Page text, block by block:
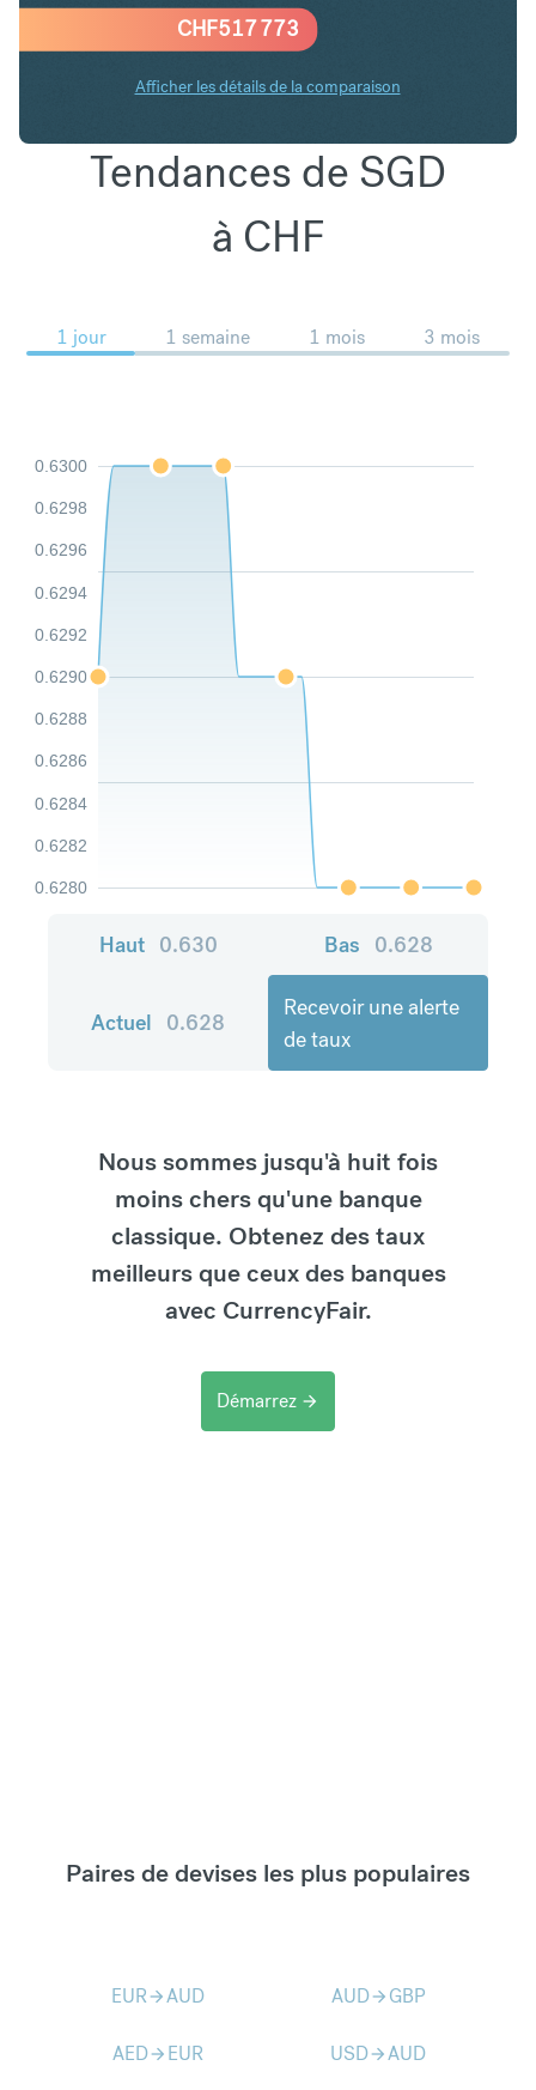
CHF517 773
Afficher les détails de la comparaison
Tendances de SGD
à CHF
1 jour 1 semaine 1 mois 3 mois
0.6280
0.6282
0.6284
0.6286
0.6288
0.6290
0.6292
0.6294
0.6296
0.6298
0.6300
Haut 0.630 Bas 0.628
Actuel 0.628
Recevoir une alerte
de taux
Nous sommes jusqu'à huit fois
moins chers qu'une banque
classique. Obtenez des taux
meilleurs que ceux des banques
avec CurrencyFair.
Démarrez arrow_forward
Paires de devises les plus populaires
EURarrow_forwardAUD AUDarrow_forward GBP
AEDarrow_forward EUR USDarrow_forwardAUD